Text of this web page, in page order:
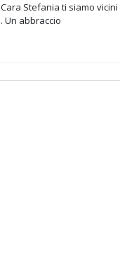
Cara Stefania ti siamo
. Un abbraccio